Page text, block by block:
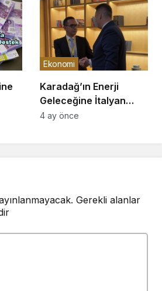
Karadağ’ın Enerji
Geleceğine İtalyan
Renexia İmzası
Ekonomi
4 ay önce
Gerekli alanlar